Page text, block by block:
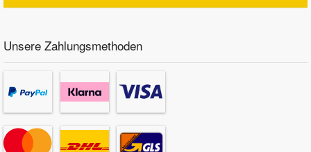
Unsere Zahlungsmethoden